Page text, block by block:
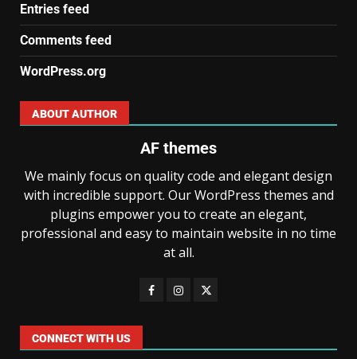
Entries feed
Comments feed
WordPress.org
ABOUT AUTHOR
AF themes
We mainly focus on quality code and elegant design
with incredible support. Our WordPress themes and
plugins empower you to create an elegant,
professional and easy to maintain website in no time
at all.
CONNECT WITH US